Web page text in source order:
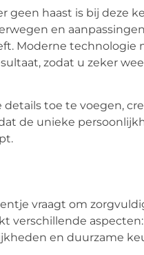
geen haast is bij deze
en
Moderne
zodat u zeker
toe te voegen,
de unieke
vraagt om
verschillende
en duurzame